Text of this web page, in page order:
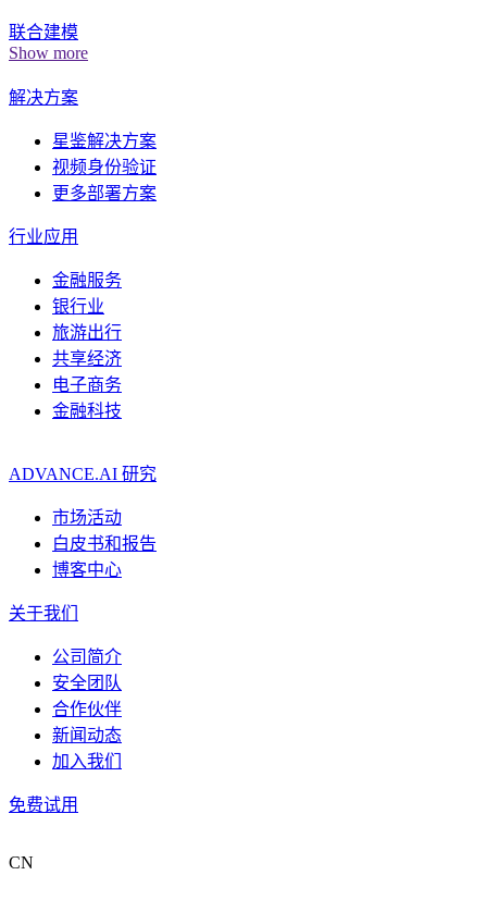
联合建模
Show more
解决方案
星鉴解决方案
视频身份验证
更多部署方案
行业应用
金融服务
银行业
旅游出行
共享经济
电子商务
金融科技
ADVANCE.AI 研究
市场活动
白皮书和报告
博客中心
关于我们
公司简介
安全团队
合作伙伴
新闻动态
加入我们
免费试用
CN